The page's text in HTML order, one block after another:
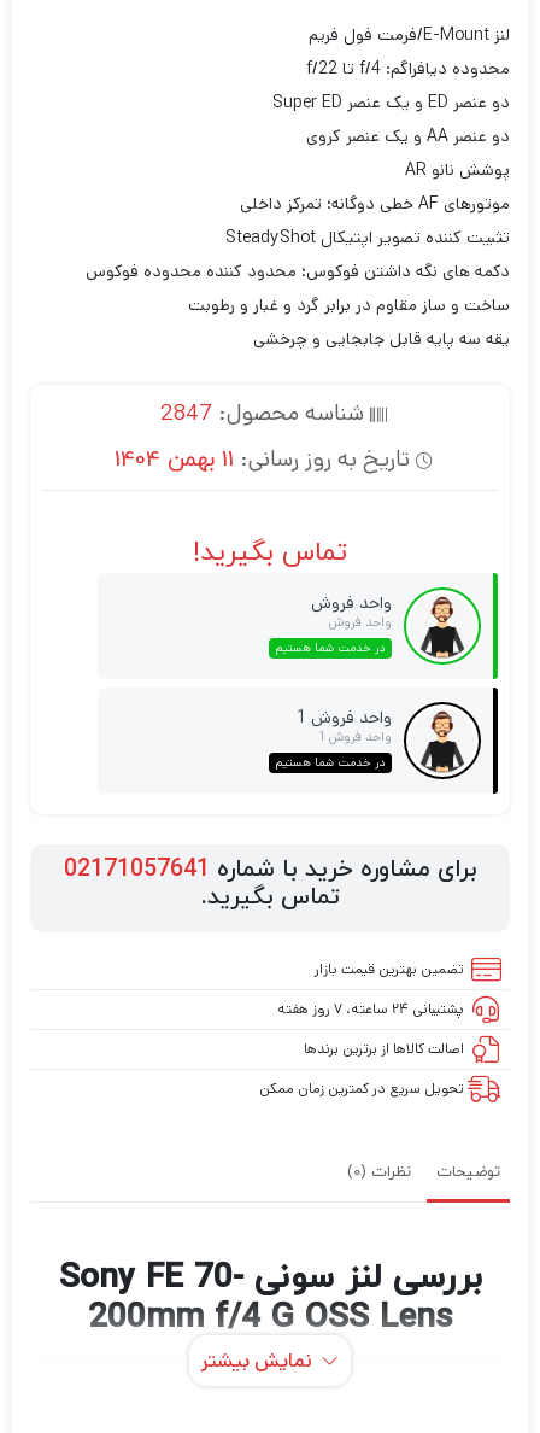
لنز E-Mount/فرمت فول فریم
محدوده دیافراگم: f/4 تا f/22
دو عنصر ED و یک عنصر Super ED
دو عنصر AA و یک عنصر کروی
پوشش نانو AR
موتورهای AF خطی دوگانه؛ تمرکز داخلی
تثبیت کننده تصویر اپتیکال SteadyShot
دکمه های نگه داشتن فوکوس؛ محدود کننده محدوده فوکوس
ساخت و ساز مقاوم در برابر گرد و غبار و رطوبت
یقه سه پایه قابل جابجایی و چرخشی
شناسه محصول: 2847
تاریخ به روز رسانی: 11 بهمن 1404
تماس بگیرید!
واحد فروش
واحد فروش
در خدمت شما هستیم
واحد فروش 1
واحد فروش 1
در خدمت شما هستیم
برای مشاوره خرید با شماره 02171057641
تماس بگیرید.
تضمین بهترین قیمت بازار
پشتیبانی ۲۴ ساعته، ۷ روز هفته
اصالت کالاها از برترین برندها
تحویل سریع در کمترین زمان ممکن
توضیحات نظرات (0)
بررسی لنز سونی Sony FE 70-
200mm f/4 G OSS Lens
نمایش بیشتر